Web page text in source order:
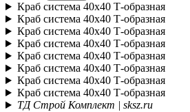
Краб система 40х40 Т-образная
Краб система 40х40 Т-образная
Краб система 40х40 Т-образная
Краб система 40х40 Т-образная
Краб система 40х40 Т-образная
Краб система 40х40 Т-образная
Краб система 40х40 Т-образная
Краб система 40х40 Т-образная
ТД Строй Комплект | sksz.ru